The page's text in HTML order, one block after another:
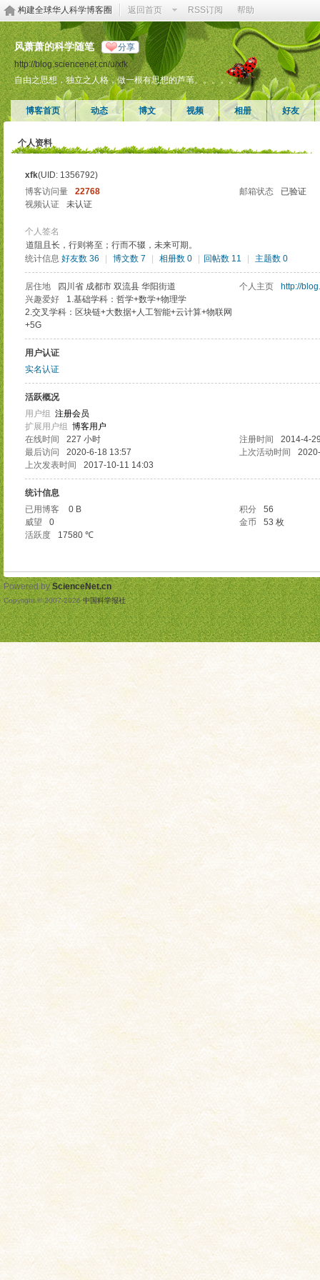
构建全球华人科学博客圈 返回首页 RSS订阅 帮助
风萧萧的科学随笔 分享
http://blog.sciencenet.cn/u/xfk
自由之思想，独立之人格，做一根有思想的芦苇。。。。。。
博客首页 动态 博文 视频 相册 好友
个人资料
xfk(UID: 1356792)
博客访问量
22768 邮箱状态
已验证
视频认证
未认证
个人签名
道阻且长，行则将至；行而不辍，未来可期。
统计信息 好友数 36 博文数 7 相册数 0 回帖数 11 主题数 0
居住地 四川省 成都市 双流县 华阳街道 个人主页
http://
兴趣爱好
1.基础学科：哲学+数学+物理学
2.交叉学科：区块链+大数据+人工智能+云计算+物联网
+5G
用户认证
实名认证
活跃概况
用户组 注册会员
扩展用户组 博客用户
在线时间
227 小时 注册时间
2014-4-
最后访问
2020-6-18 13:57 上次活动时间
上次发表时间
2017-10-11 14:03
统计信息
已用博客
0 B 积分
56
威望
0 金币
53 枚
活跃度
17580 ℃
Powered byScienceNet.cn
Copyright © 2007-2026中国科学报社